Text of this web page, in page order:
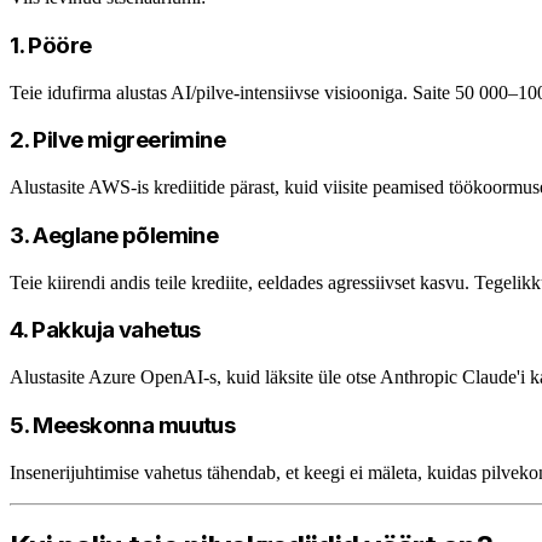
1. Pööre
Teie idufirma alustas AI/pilve-intensiivse visiooniga. Saite 50
2. Pilve migreerimine
Alustasite AWS-is krediitide pärast, kuid viisite peamised
3. Aeglane põlemine
Teie kiirendi andis teile krediite, eeldades agressiivset kasvu.
4. Pakkuja vahetus
Alustasite Azure OpenAI-s, kuid läksite üle otse Anthropic Claude'i
5. Meeskonna muutus
Insenerijuhtimise vahetus tähendab, et keegi ei mäleta, kuidas